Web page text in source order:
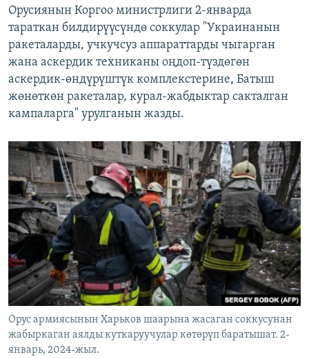
Орусиянын Коргоо министрлиги 2-январда
тараткан билдирүүсүндө соккулар "Украинанын
ракеталарды, учкучсуз аппараттарды чыгарган
жана аскердик техниканы оңдоп-түздөгөн
аскердик-өндүрүштүк комплекстерине, Батыш
жөнөткөн ракеталар, курал-жабдыктар сакталган
кампаларга" урулганын жазды.
Орус армиясынын Харьков шаарына жасаган соккусунан
жабыркаган аялды куткаруучулар көтөрүп баратышат. 2-
январь, 2024-жыл.